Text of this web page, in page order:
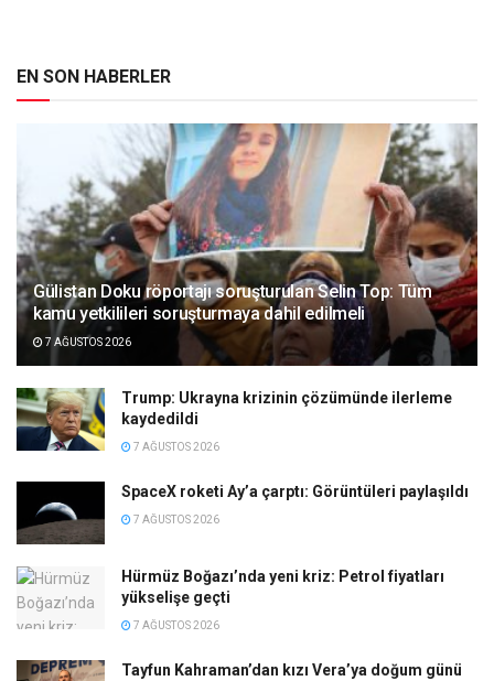
EN SON HABERLER
Gülistan Doku röportajı soruşturulan Selin Top: Tüm
kamu yetkilileri soruşturmaya dahil edilmeli
7 AĞUSTOS 2026
Trump: Ukrayna krizinin çözümünde ilerleme
kaydedildi
7 AĞUSTOS 2026
SpaceX roketi Ay’a çarptı: Görüntüleri paylaşıldı
7 AĞUSTOS 2026
Hürmüz Boğazı’nda yeni kriz: Petrol fiyatları
yükselişe geçti
7 AĞUSTOS 2026
Tayfun Kahraman’dan kızı Vera’ya doğum günü